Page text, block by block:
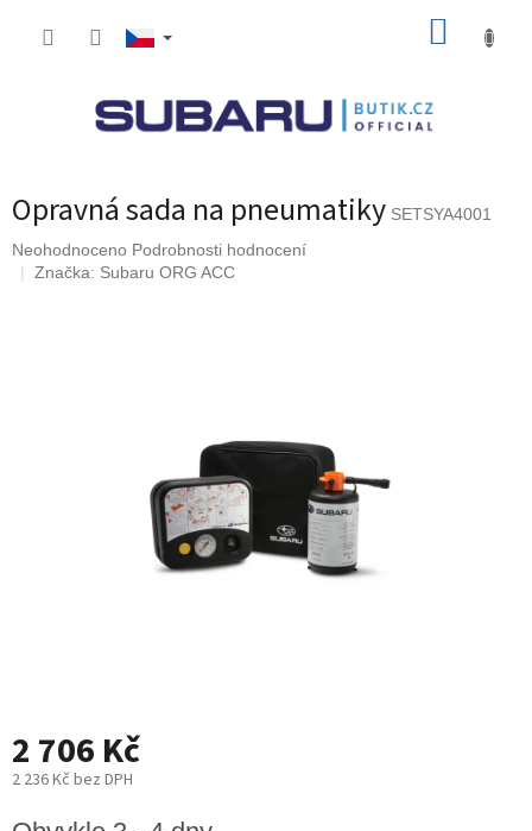
Opravná sada na pneumatiky SETSYA4001
Průměrné
hodnocení
Neohodnoceno Podrobnosti hodnocení
Značka: Subaru ORG ACC
2 706 Kč
2 236 Kč bez DPH